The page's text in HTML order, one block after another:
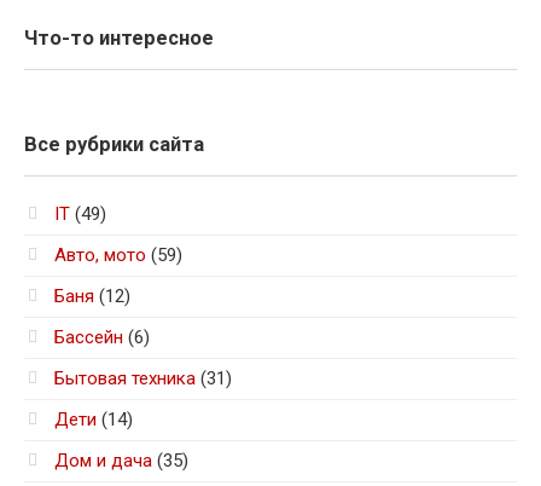
Что-то интересное
Все рубрики сайта
IT (49)
Авто, мото (59)
Баня (12)
Бассейн (6)
Бытовая техника (31)
Дети (14)
Дом и дача (35)